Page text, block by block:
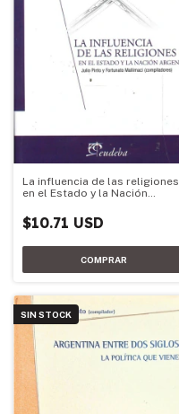
La influencia de las religiones
en el Estado y la Nación
$10.71 USD
SIN STOCK